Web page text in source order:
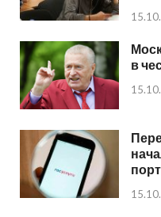
в